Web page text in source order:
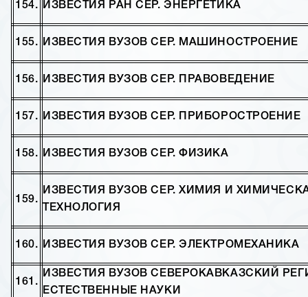
154. ИЗВЕСТИЯ РАН СЕР. ЭНЕРГЕТИКА
155. ИЗВЕСТИЯ ВУЗОВ СЕР. МАШИНОСТРОЕНИЕ
156. ИЗВЕСТИЯ ВУЗОВ СЕР. ПРАВОВЕДЕНИЕ
157. ИЗВЕСТИЯ ВУЗОВ СЕР. ПРИБОРОСТРОЕНИЕ
158. ИЗВЕСТИЯ ВУЗОВ СЕР. ФИЗИКА
159.
ИЗВЕСТИЯ ВУЗОВ СЕР. ХИМИЯ И
ТЕХНОЛОГИЯ
160. ИЗВЕСТИЯ ВУЗОВ СЕР. ЭЛЕКТРОМЕХАНИКА
161.
ИЗВЕСТИЯ ВУЗОВ СЕВЕРОКАВКАЗСКИЙ
ЕСТЕСТВЕННЫЕ НАУКИ